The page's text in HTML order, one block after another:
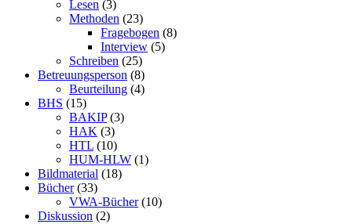
Lesen (3)
Methoden (23)
Fragebogen (8)
Interview (5)
Schreiben (25)
Betreuungsperson (8)
Beurteilung (4)
BHS (15)
BAKIP(3)
HAK (3)
HTL (10)
HUM-HLW (1)
Bildmaterial (18)
Bücher(33)
VWA-Bücher(10)
Diskussion (2)